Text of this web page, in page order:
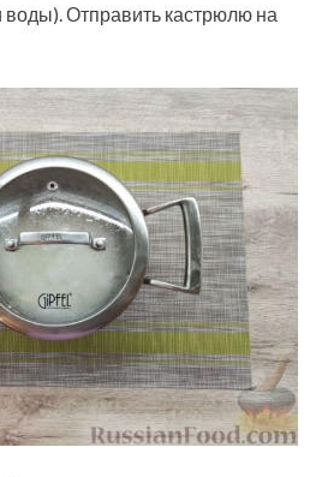
воды). Отправить кастрюлю на